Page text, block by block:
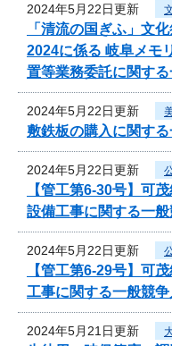
2024年5月22日更新
「清流の国ぎふ」文
2024に係る 岐阜メモ
置等業務委託に関す
2024年5月22日更新
敷鉄板の購入に関す
2024年5月22日更新
【管工第6-30号】可
設備工事に関する一
2024年5月22日更新
【管工第6-29号】可
工事に関する一般競
2024年5月21日更新